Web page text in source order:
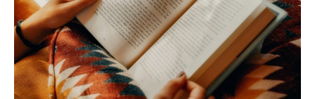
fører
dig
ind
i